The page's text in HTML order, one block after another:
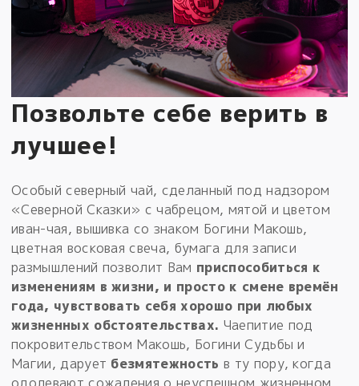
Позвольте себе верить в
лучшее!
Особый северный чай, сделанный под надзором
«Северной Сказки» с чабрецом, мятой и цветом
иван-чая, вышивка со знаком Богини Макошь,
цветная восковая свеча, бумага для записи
размышлений позволит Вам приспособиться к
изменениям в жизни, и просто к смене времён
года, чувствовать себя хорошо при любых
жизненных обстоятельствах. Чаепитие под
покровительством Макошь, Богини Судьбы и
Магии, дарует безмятежность в ту пору, когда